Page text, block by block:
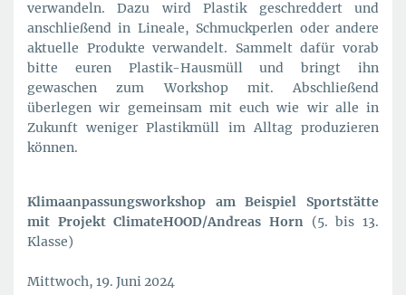
verwandeln. Dazu wird Plastik geschreddert und
anschließend in Lineale, Schmuckperlen oder andere
aktuelle Produkte verwandelt. Sammelt dafür vorab
bitte euren Plastik-Hausmüll und bringt ihn
gewaschen zum Workshop mit. Abschließend
überlegen wir gemeinsam mit euch wie wir alle in
Zukunft weniger Plastikmüll im Alltag produzieren
können.
Klimaanpassungsworkshop am Beispiel Sportstätte
mit Projekt ClimateHOOD/Andreas Horn (5. bis 13.
Klasse)
Mittwoch, 19. Juni 2024